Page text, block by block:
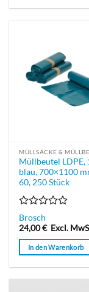
MÜLLSÄCKE &
Müllbeutel LDPE,
blau, 700×1100
60, 250 Stück
Bewertet
mit
0
von
5
Brosch
24,00€ Excl.
In den Warenkorb